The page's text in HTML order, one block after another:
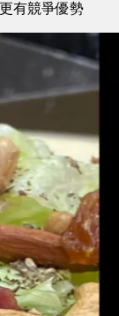
有競爭優勢